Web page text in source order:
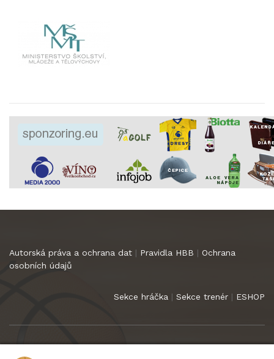
Autorská práva a ochrana dat | Pravidla HBB | Ochrana
osobních údajů
Sekce hráčka | Sekce trenér | ESHOP